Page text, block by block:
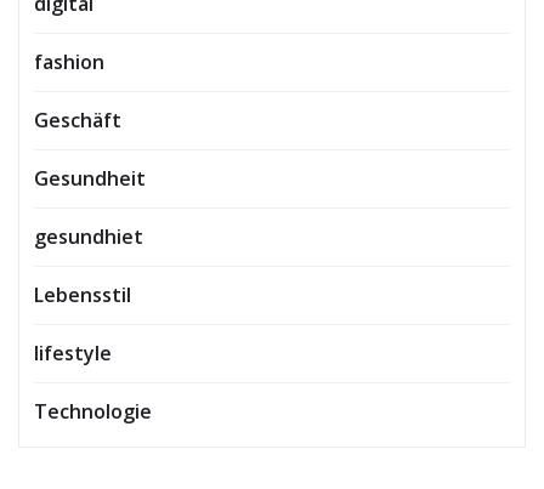
fashion
Geschäft
Gesundheit
gesundhiet
Lebensstil
lifestyle
Technologie